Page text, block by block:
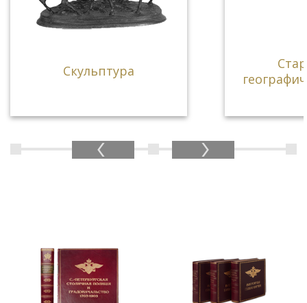
Скульптура